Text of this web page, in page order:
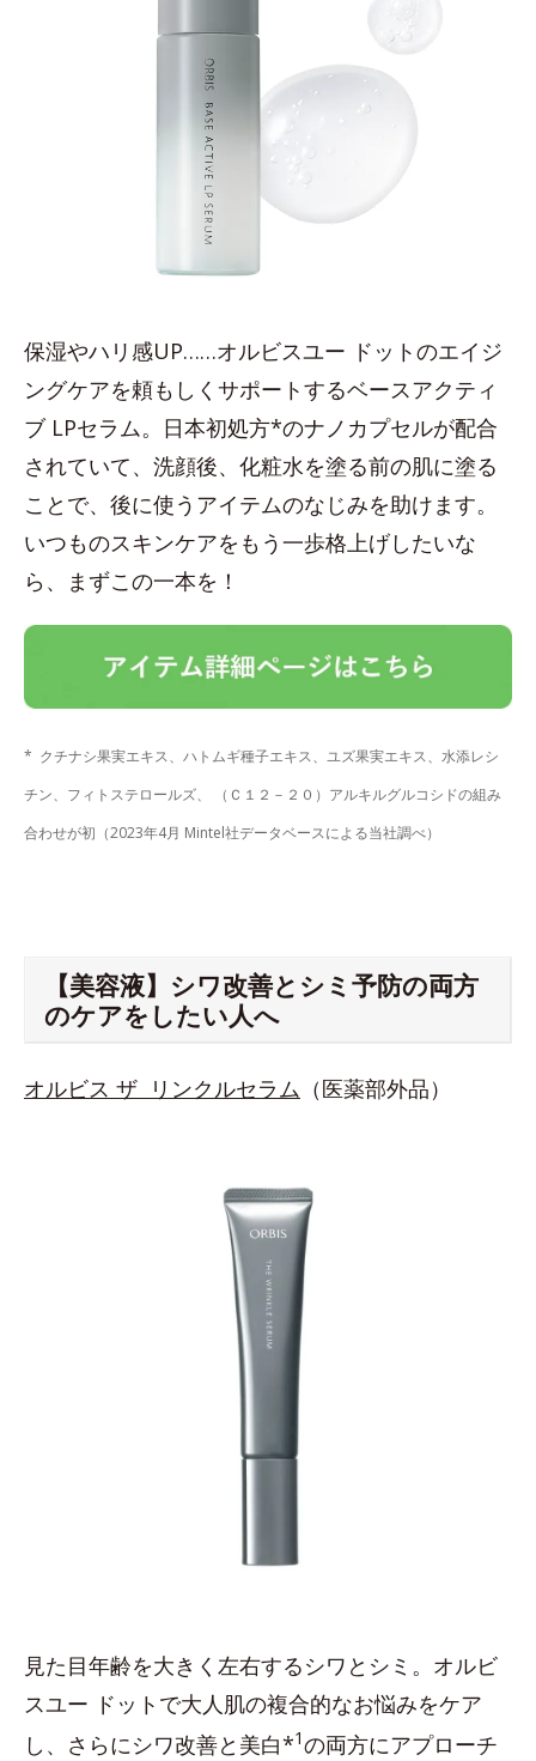
保湿やハリ感UP……オルビスユー ドットのエイジ
ングケアを頼もしくサポートするベースアクティ
ブ LPセラム。日本初処方*のナノカプセルが配合
されていて、洗顔後、化粧水を塗る前の肌に塗る
ことで、後に使うアイテムのなじみを助けます。
いつものスキンケアをもう一歩格上げしたいな
ら、まずこの一本を！
* クチナシ果実エキス、ハトムギ種子エキス、ユズ果実エキス、水添レシ
チン、フィトステロールズ、 （Ｃ１２－２０）アルキルグルコシドの組み
合わせが初（2023年4月 Mintel社データベースによる当社調べ）
【美容液】シワ改善とシミ予防の両方
のケアをしたい人へ
オルビス ザ リンクルセラム （医薬部外品）
見た目年齢を大きく左右するシワとシミ。オルビ
スユー ドットで大人肌の複合的なお悩みをケア
し、さらにシワ改善と美白*1の両方にアプローチ